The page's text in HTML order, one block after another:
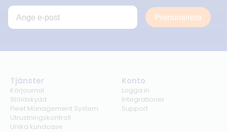
Prenumerera
Tjänster
Körjournal
Stöldskydd
Fleet Management System
Utrustningskontroll
Unika kundcase
Konto
Logga in
Integrationer
Support